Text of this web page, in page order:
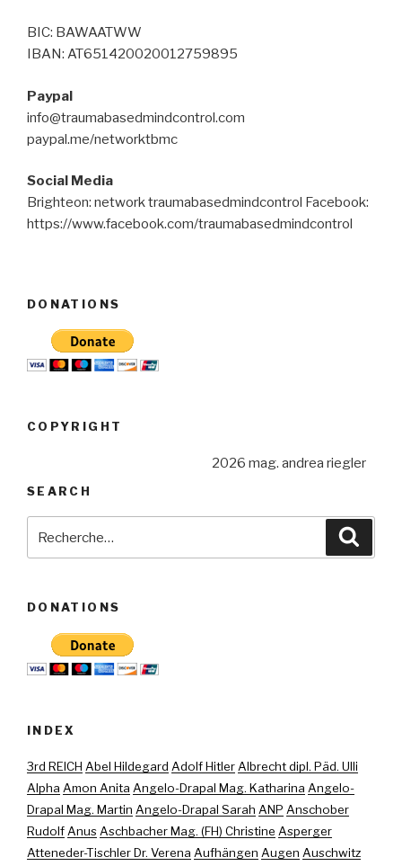
BIC: BAWAATWW
IBAN: AT651420020012759895
Paypal
info@traumabasedmindcontrol.com
paypal.me/networktbmc
Social Media
Brighteon: network traumabasedmindcontrol Facebook:
https://www.facebook.com/traumabasedmindcontrol
DONATIONS
COPYRIGHT
2026 mag. andrea riegler
SEARCH
DONATIONS
INDEX
3rd REICH Abel Hildegard Adolf HitlerAlbrecht dipl. Päd. Ulli
Alpha Amon Anita Angelo-Drapal Mag. Katharina Angelo-
Drapal Mag. Martin Angelo-Drapal Sarah ANP Anschober
RudolfAnusAschbacher Mag. (FH) Christine Asperger
Atteneder-Tischler Dr. Verena Aufhängen Augen Auschwitz